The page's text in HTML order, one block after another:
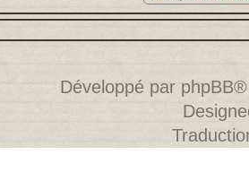
Développé par phpBB®